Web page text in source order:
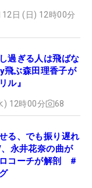
日 (日) 12時00分
過ぎる人は飛ばな
ぶ森田理香子が
ル』
) 12時00分 68
る、でも振り遅れ
永井花奈の曲が
コーチが解剖 #